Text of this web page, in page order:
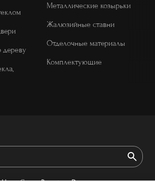
дереву
Металлические козырьки
Жалюзийные ставни
Отделочные материалы
Комплектующие